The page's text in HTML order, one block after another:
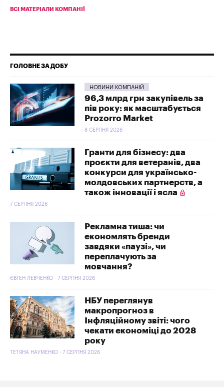
ВСІ МАТЕРІАЛИ КОМПАНІЇ
ГОЛОВНЕ ЗА ДОБУ
НОВИНИ КОМПАНІЙ
96,3 млрд грн закупівель за
пів року: як масштабується
Prozorro Market
8 СЕРПНЯ 2026
Гранти для бізнесу: два
проєкти для ветеранів, два
конкурси для українсько-
молдовських партнерств, а
також інновації і ясла
7 СЕРПНЯ 2026
Рекламна тиша: чи
економлять бренди
завдяки «паузі», чи
переплачують за
мовчання?
ЄВГЕН ЛЕВЧЕНКО - 7 СЕРПНЯ 2026
НБУ переглянув
макропрогноз в
Інфляційному звіті: чого
чекати економіці до 2028
року
ТЕТЯНА НАУМЕНКО - 7 СЕРПНЯ 2026